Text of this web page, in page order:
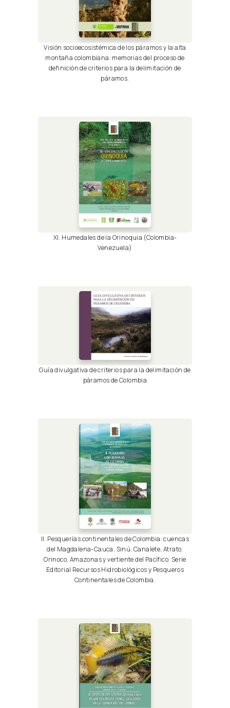
Visión socioecosistémica de los páramos y la alta
montaña colombiana: memorias del proceso de
definición de criterios para la delimitación de
páramos.
XI. Humedales de la Orinoquia (Colombia-
Venezuela)
Guía divulgativa de criterios para la delimitación de
páramos de Colombia
II. Pesquerías continentales de Colombia: cuencas
del Magdalena-Cauca, Sinú, Canalete, Atrato,
Orinoco, Amazonas y vertiente del Pacífico. Serie
Editorial Recursos Hidrobiológicos y Pesqueros
Continentales de Colombia.